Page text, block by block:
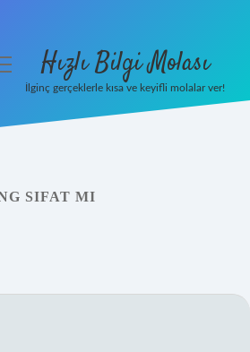
Hızlı Bilgi Molası
İlginç gerçeklerle kısa ve keyifli molalar ver!
SIFAT MI